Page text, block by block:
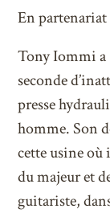
En partenariat
Tony Iommi a
seconde
presse
homme. Son
cette usine où
du majeur et
guitariste,